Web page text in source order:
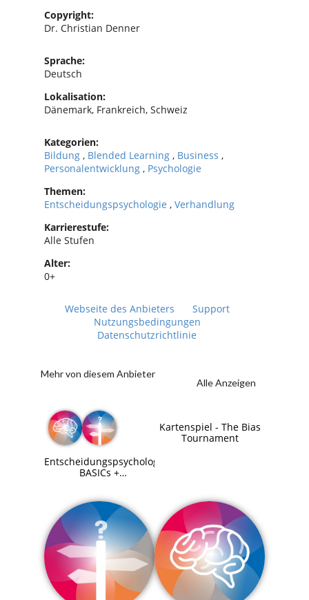
Copyright:
Dr. Christian Denner
Sprache:
Deutsch
Lokalisation:
Dänemark, Frankreich, Schweiz
Kategorien:
Bildung , Blended Learning , Business ,
Personalentwicklung , Psychologie
Themen:
Entscheidungspsychologie , Verhandlung
Karrierestufe:
Alle Stufen
Alter:
0+
Webseite des Anbieters
Support
Nutzungsbedingungen
Datenschutzrichtlinie
Mehr von diesem Anbieter
Alle Anzeigen
Entscheidungspsychologie
BASICs +
Kartenspiel - The Bias
Tournament